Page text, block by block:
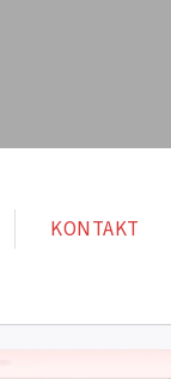
KONTAKT